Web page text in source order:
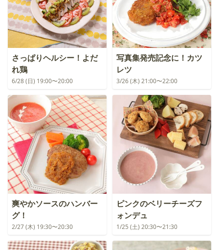
さっぱりヘルシー！よだ
れ鶏
6/28 (日) 19:00〜20:00
写真集発売記念に！カツ
レツ
3/26 (木) 21:00〜22:00
爽やかソースのハンバー
グ！
2/27 (木) 19:30〜20:30
ピンクのベリーチーズフ
ォンデュ
1/25 (土) 20:30〜21:30